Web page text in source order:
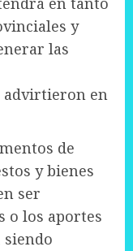
y
las
advirtieron en
de
y bienes
ser
o los aportes
siendo